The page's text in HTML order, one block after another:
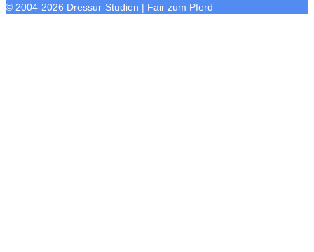
© 2004-2026 Dressur-Studien | Fair zum Pferd